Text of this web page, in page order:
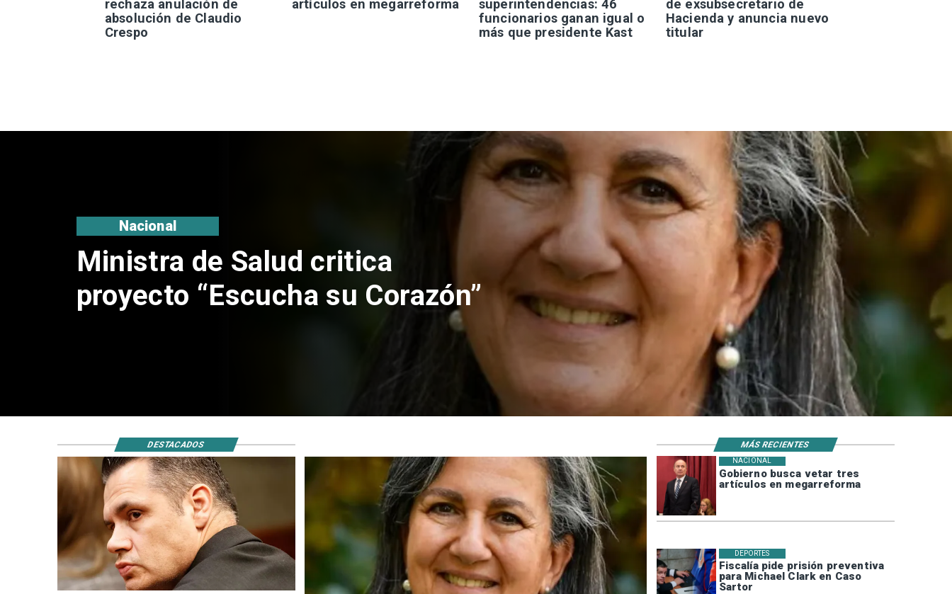
rechaza anulación de
absolución de Claudio
Crespo
artículos en megarreforma
superintendencias: 46
funcionarios ganan igual o
más que presidente Kast
de exsubsecretario de
Hacienda y anuncia nuevo
titular
Corte de Apelaciones rechaza
anulación de absolución de
Nacional
Gobierno busca vetar tres
artículos en megarreforma
NACIONAL
Fiscalía pide prisión preventiva
para Michael Clark en Caso
Sartor
DEPORTES
DESTACADOS MÁS RECIENTES